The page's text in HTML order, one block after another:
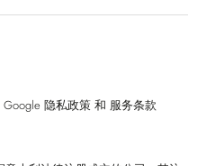
隐私政策 和 服务条款